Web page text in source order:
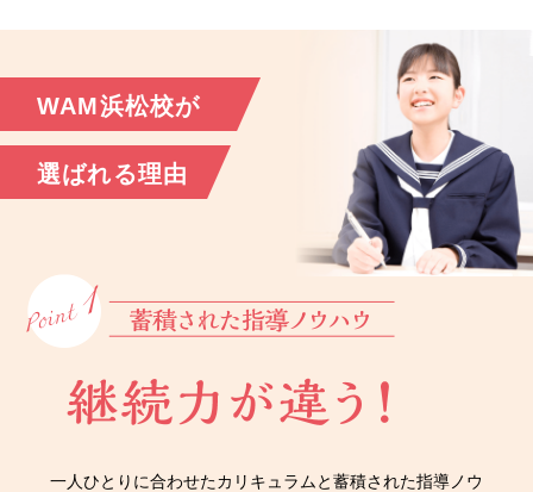
WAM浜松校が
選ばれる理由
一人ひとりに合わせたカリキュラムと蓄積された指導ノウ